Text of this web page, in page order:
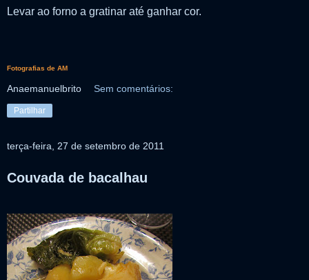
Levar ao forno a gratinar até ganhar cor.
Fotografias de AM
Anaemanuelbrito Sem comentários:
Partilhar
terça-feira, 27 de setembro de 2011
Couvada de bacalhau